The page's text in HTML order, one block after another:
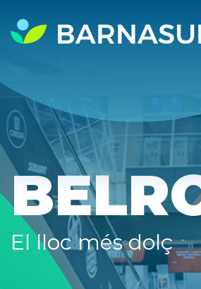
El lloc més dolç